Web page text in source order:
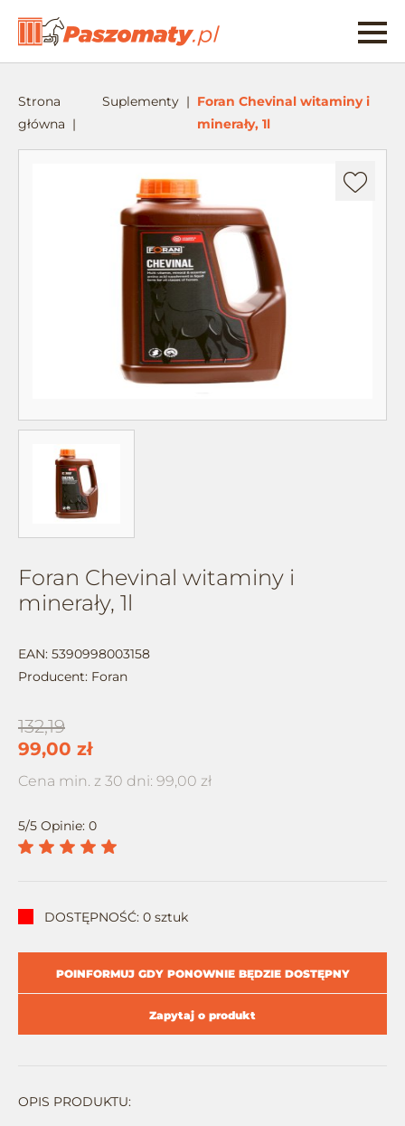
Strona
główna
Suplementy
Foran Chevinal witaminy i
minerały, 1l
Dodaj
do
Foran Chevinal witaminy i
minerały, 1l
EAN: 5390998003158
Producent: Foran
132,19
99,00 zł
Cena min. z 30 dni: 99,00 zł
5/5 Opinie: 0
DOSTĘPNOŚĆ: 0 sztuk
POINFORMUJ GDY PONOWNIE BĘDZIE DOSTĘPNY
Zapytaj o produkt
OPIS PRODUKTU: